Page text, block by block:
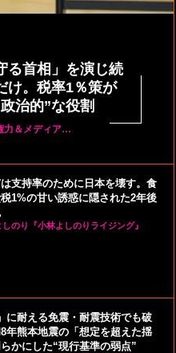
る首相」を演じ続
け。税率1％策が
治的”な役割
力＆メディア…
支持率のために日本を壊す。食
1%の甘い誘惑に隠された2年後
のり『小林よしのりライジング』
に耐える免震・耐震技術でも破
年熊本地震の「想定を超えた揺
かにした“現行基準の弱点”